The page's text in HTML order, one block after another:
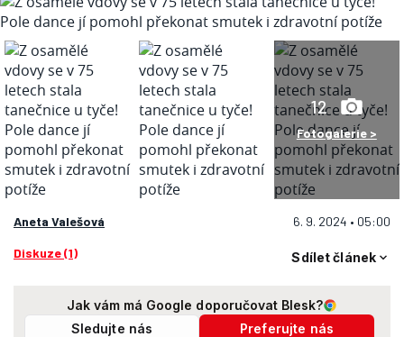
12
Fotogalerie >
Aneta Valešová 6. 9. 2024 • 05:00
Diskuze (1) Sdílet článek
Jak vám má Google doporučovat Blesk?
Sledujte nás
Preferujte nás